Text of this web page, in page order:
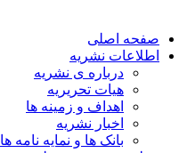
صفحه اصلی
اطلاعات نشریه
درباره ی نشریه
هیات تحریریه
اهداف و زمینه ها
اخبار نشریه
بانک ها و نمایه نامه ها